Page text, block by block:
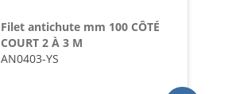
Filet antichute mm 100 CÔTÉ
COURT 2 À 3 M
AN0403-YS